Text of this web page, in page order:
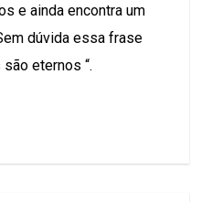
e ainda encontra um
dúvida essa frase
eternos “.